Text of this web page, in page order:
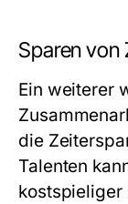
Sparen von
Ein weiterer
die
Talenten
kostspieliger